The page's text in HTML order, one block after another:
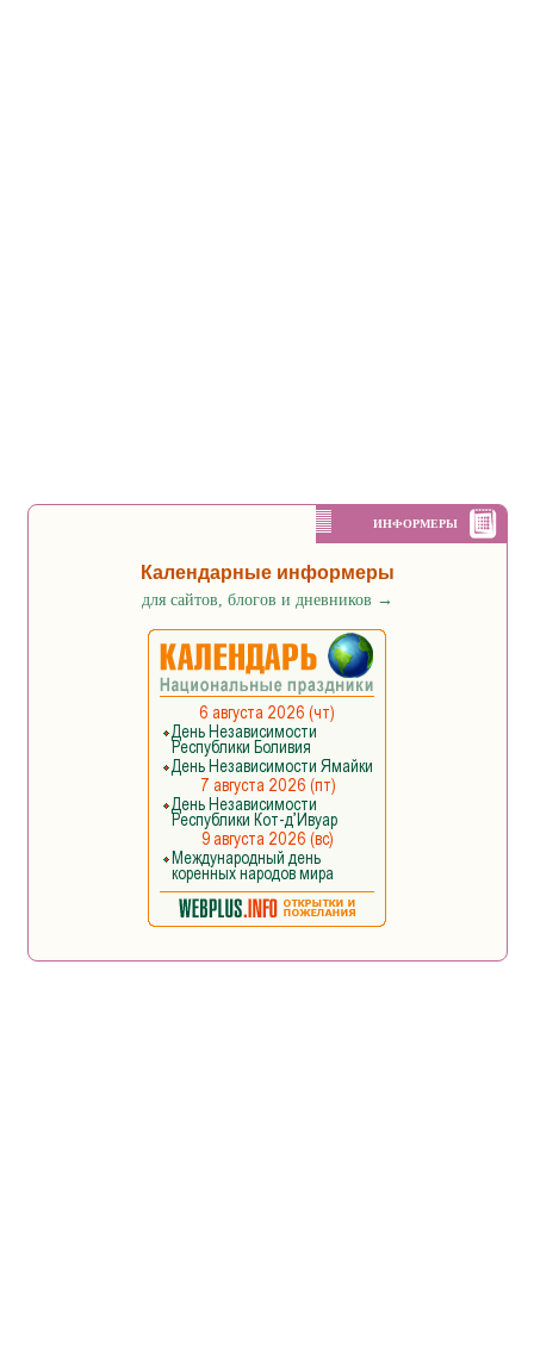
ИНФОРМЕРЫ
Календарные информеры
для сайтов, блогов и дневников →